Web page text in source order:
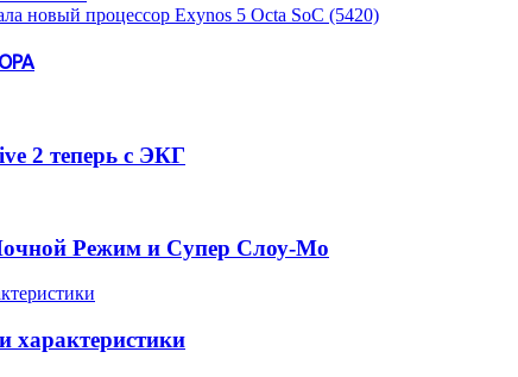
новый процессор Exynos 5 Octa SoC (5420)
2 теперь с ЭКГ
Режим и Супер Слоу-Мо
характеристики